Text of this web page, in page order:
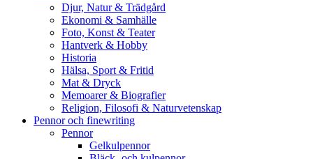
Djur, Natur & Trädgård
Ekonomi & Samhälle
Foto, Konst & Teater
Hantverk & Hobby
Historia
Hälsa, Sport & Fritid
Mat & Dryck
Memoarer & Biografier
Religion, Filosofi & Naturvetenskap
Pennor och finewriting
Pennor
Gelkulpennor